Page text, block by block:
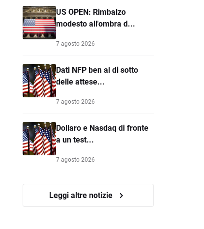
US OPEN: Rimbalzo
modesto all'ombra d...
7 agosto 2026
Dati NFP ben al di sotto
delle attese...
7 agosto 2026
Dollaro e Nasdaq di fronte
a un test...
7 agosto 2026
Leggi altre notizie